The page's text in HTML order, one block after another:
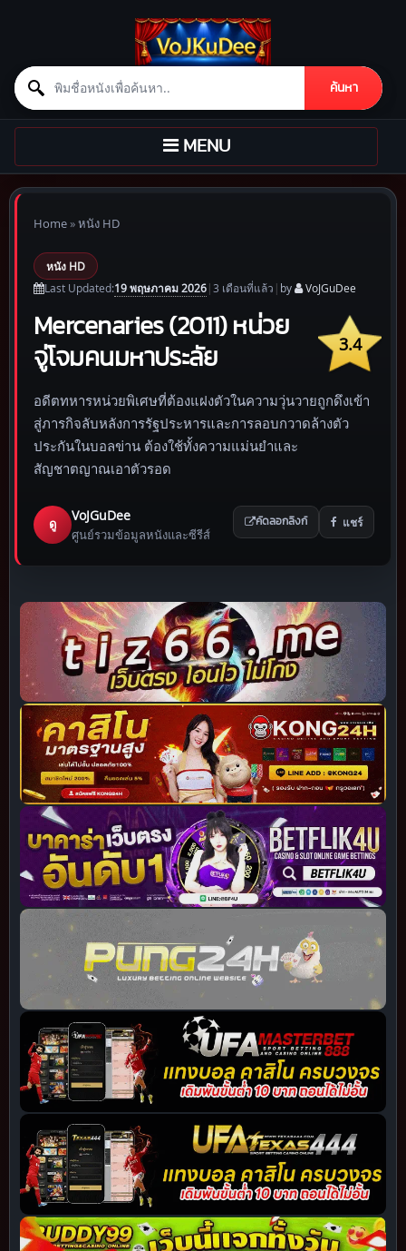
Search for:
ค้นหา
Skip to content
TOGGLE
NAVIGATION
MENU
Home»หนัง HD
หนัง HD
Last Updated:19 พฤษภาคม 2026|3 เดือนที่แล้ว | by VoJGuDee
3.4
Mercenaries (2011) หน่วย
จู่โจมคนมหาประลัย
อดีตทหารหน่วยพิเศษที่ต้องแฝงตัวในความวุ่นวายถูกดึงเข้า
สู่ภารกิจลับหลังการรัฐประหารและการลอบกวาดล้างตัว
ประกันในบอลข่าน ต้องใช้ทั้งความแม่นยำและ
สัญชาตญาณเอาตัวรอด
ดู
VoJGuDee
ศูนย์รวมข้อมูลหนังและซีรีส์
คัดลอกลิงก์ แชร์